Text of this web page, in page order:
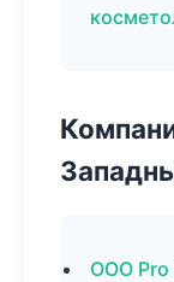
ООО Pro